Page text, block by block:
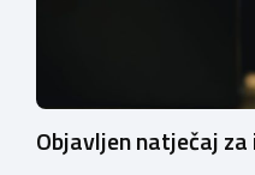
Objavljen natječaj